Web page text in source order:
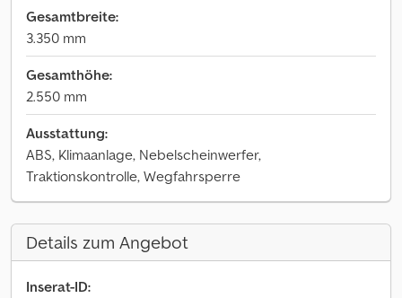
Gesamtbreite:
3.350 mm
Gesamthöhe:
2.550 mm
Ausstattung:
ABS, Klimaanlage, Nebelscheinwerfer,
Traktionskontrolle, Wegfahrsperre
Details zum Angebot
Inserat-ID: